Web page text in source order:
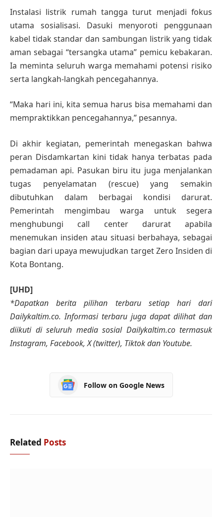
Instalasi listrik rumah tangga turut menjadi fokus
utama sosialisasi. Dasuki menyoroti penggunaan
kabel tidak standar dan sambungan listrik yang tidak
aman sebagai “tersangka utama” pemicu kebakaran.
Ia meminta seluruh warga memahami potensi risiko
serta langkah-langkah pencegahannya.
“Maka hari ini, kita semua harus bisa memahami dan
mempraktikkan pencegahannya,” pesannya.
Di akhir kegiatan, pemerintah menegaskan bahwa
peran Disdamkartan kini tidak hanya terbatas pada
pemadaman api. Pasukan biru itu juga menjalankan
tugas penyelamatan (rescue) yang semakin
dibutuhkan dalam berbagai kondisi darurat.
Pemerintah mengimbau warga untuk segera
menghubungi call center darurat apabila
menemukan insiden atau situasi berbahaya, sebagai
bagian dari upaya mewujudkan target Zero Insiden di
Kota Bontang.
[UHD]
*Dapatkan berita pilihan terbaru setiap hari dari
Dailykaltim.co. Informasi terbaru juga dapat dilihat dan
diikuti di seluruh media sosial Dailykaltim.co termasuk
Instagram, Facebook, X (twitter), Tiktok dan Youtube.
Follow on Google News
Related Posts